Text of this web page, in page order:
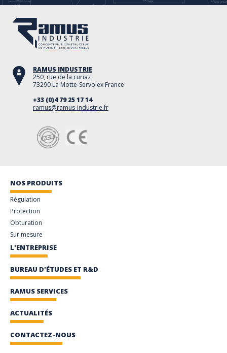
RAMUS INDUSTRIE
250, rue de la curiaz
73290 La Motte-Servolex France
+33 (0)4 79 25 17 14
ramus@ramus-industrie.fr
NOS PRODUITS
Régulation
Protection
Obturation
Sur mesure
L'ENTREPRISE
BUREAU D'ÉTUDES ET R&D
RAMUS SERVICES
ACTUALITÉS
CONTACTEZ-NOUS